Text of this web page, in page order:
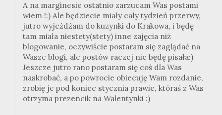
A na marginesie ostatnio zarzucam Was postami
wiem !:) Ale będziecie miały cały tydzień przerwy,
jutro wyjeżdżam do kuzynki do Krakowa, i będę
tam miała niestety(stety) inne zajęcia niż
blogowanie, oczywiście postaram się zaglądać na
Wasze blogi, ale postów raczej nie będę pisała:)
Jeszcze jutro rano postaram się coś dla Was
naskrobać, a po powrocie obiecuję Wam rozdanie,
zrobię je pod koniec stycznia prawie, któraś z Was
otrzyma prezencik na Walentynki :)